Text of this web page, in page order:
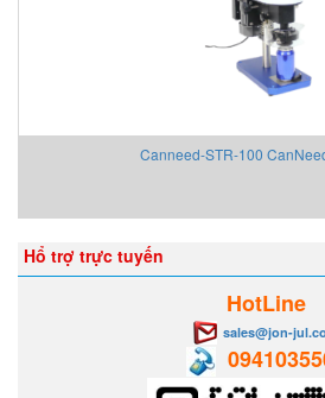
AT2E Vietnam
AUTEC
Canneed-STR-100
Hổ trợ trực tuyến
HotLine
sales@jon-